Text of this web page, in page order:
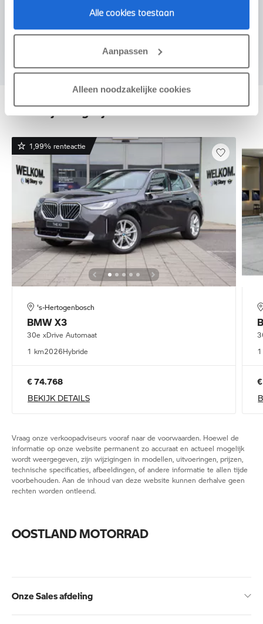
Alle cookies toestaan
Aanpassen
Alleen noodzakelijke cookies
VOORSTEL AANVRAGEN
Deze zijn vergelijkbaar
1,99% renteactie
's-Hertogenbosch
BMWX3
30e xDrive Automaat
1 km2026Hybride
€ 74.768
BEKIJK DETAILS
Vraag onze verkoopadviseurs vooraf naar de voorwaarden. Hoewel de
informatie op onze website permanent zo accuraat en actueel mogelijk
wordt weergegeven, zijn wijzigingen in modellen, uitvoeringen, prijzen,
technische specificaties, afbeeldingen, of andere informatie te allen tijde
voorbehouden. Aan de inhoud van deze website kunnen derhalve geen
rechten worden ontleend.
OOSTLAND MOTORRAD
Onze Sales afdeling